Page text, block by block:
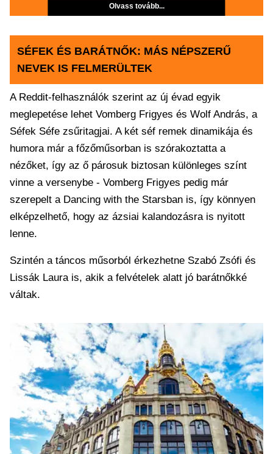
Olvass tovább...
SÉFEK ÉS BARÁTNŐK: MÁS NÉPSZERŰ
NEVEK IS FELMERÜLTEK
A Reddit-felhasználók szerint az új évad egyik
meglepetése lehet Vomberg Frigyes és Wolf András, a
Séfek Séfe zsűritagjai. A két séf remek dinamikája és
humora már a főzőműsorban is szórakoztatta a
nézőket, így az ő párosuk biztosan különleges színt
vinne a versenybe - Vomberg Frigyes pedig már
szerepelt a Dancing with the Starsban is, így könnyen
elképzelhető, hogy az ázsiai kalandozásra is nyitott
lenne.
Szintén a táncos műsorból érkezhetne Szabó Zsófi és
Lissák Laura is, akik a felvételek alatt jó barátnőkké
váltak.